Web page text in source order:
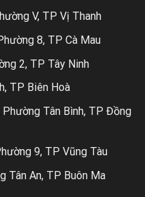
V, TP Vị Thanh
8, TP Cà Mau
2, TP Tây Ninh
TP Biên Hoà
Phường Tân Bình, TP Đồng
9, TP Vũng Tàu
Tân An, TP Buôn Ma